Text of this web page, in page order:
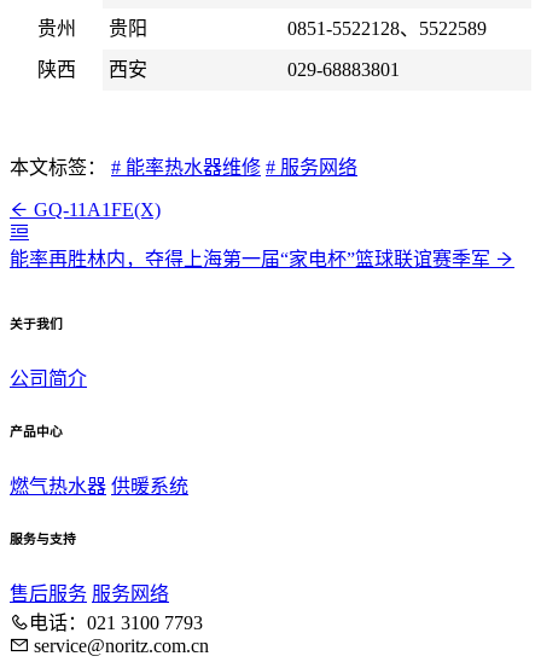
贵州
贵阳
0851-5522128、5522589
陕西
西安 029-68883801
本文标签： # 能率热水器维修 # 服务网络
GQ-11A1FE(X)
能率再胜林内，夺得上海第一届“家电杯”篮球联谊赛季军
关于我们
公司简介
产品中心
燃气热水器 供暖系统
服务与支持
售后服务 服务网络
电话：021 3100 7793
service@noritz.com.cn